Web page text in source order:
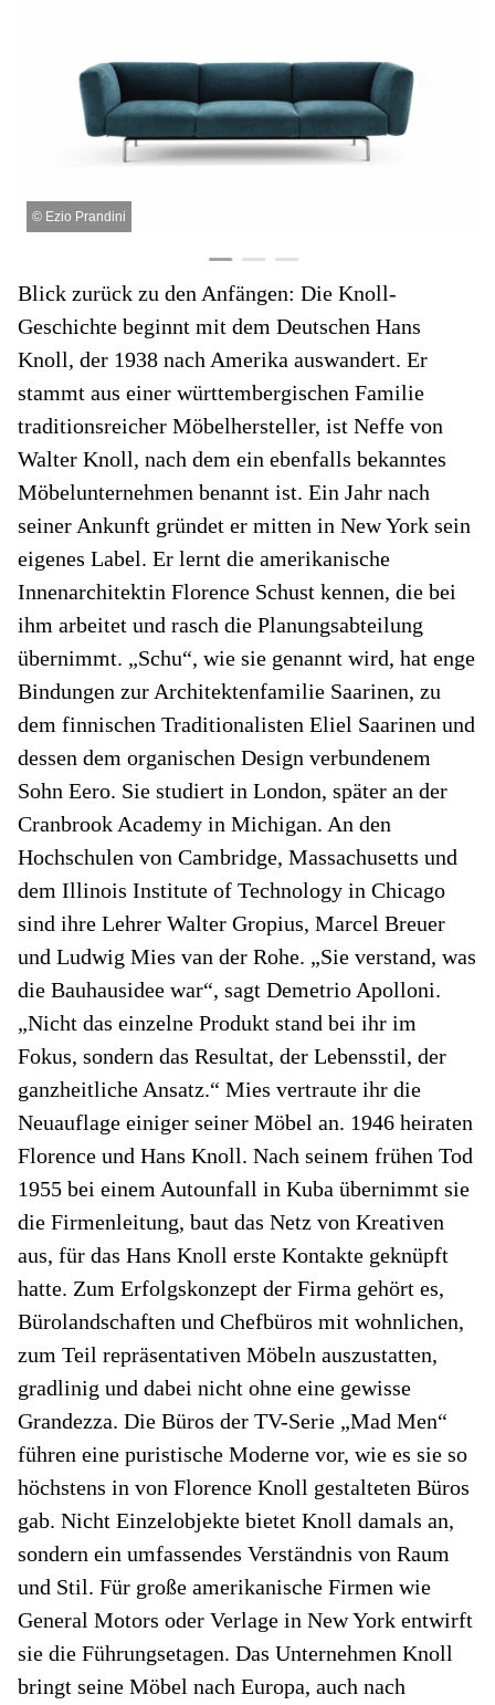
© Ezio Prandini
Blick zurück zu den Anfängen: Die Knoll-
Geschichte beginnt mit dem Deutschen Hans
Knoll, der 1938 nach Amerika auswandert. Er
stammt aus einer württembergischen Familie
traditionsreicher Möbelhersteller, ist Neffe von
Walter Knoll, nach dem ein ebenfalls bekanntes
Möbelunternehmen benannt ist. Ein Jahr nach
seiner Ankunft gründet er mitten in New York sein
eigenes Label. Er lernt die amerikanische
Innenarchitektin Florence Schust kennen, die bei
ihm arbeitet und rasch die Planungsabteilung
übernimmt. „Schu“, wie sie genannt wird, hat enge
Bindungen zur Architektenfamilie Saarinen, zu
dem finnischen Traditionalisten Eliel Saarinen und
dessen dem organischen Design verbundenem
Sohn Eero. Sie studiert in London, später an der
Cranbrook Academy in Michigan. An den
Hochschulen von Cambridge, Massachusetts und
dem Illinois Institute of Technology in Chicago
sind ihre Lehrer Walter Gropius, Marcel Breuer
und Ludwig Mies van der Rohe. „Sie verstand, was
die Bauhausidee war“, sagt Demetrio Apolloni.
„Nicht das einzelne Produkt stand bei ihr im
Fokus, sondern das Resultat, der Lebensstil, der
ganzheitliche Ansatz.“ Mies vertraute ihr die
Neuauflage einiger seiner Möbel an. 1946 heiraten
Florence und Hans Knoll. Nach seinem frühen Tod
1955 bei einem Autounfall in Kuba übernimmt sie
die Firmenleitung, baut das Netz von Kreativen
aus, für das Hans Knoll erste Kontakte geknüpft
hatte. Zum Erfolgskonzept der Firma gehört es,
Bürolandschaften und Chefbüros mit wohnlichen,
zum Teil repräsentativen Möbeln auszustatten,
gradlinig und dabei nicht ohne eine gewisse
Grandezza. Die Büros der TV-Serie „Mad Men“
führen eine puristische Moderne vor, wie es sie so
höchstens in von Florence Knoll gestalteten Büros
gab. Nicht Einzelobjekte bietet Knoll damals an,
sondern ein umfassendes Verständnis von Raum
und Stil. Für große amerikanische Firmen wie
General Motors oder Verlage in New York entwirft
sie die Führungsetagen. Das Unternehmen Knoll
bringt seine Möbel nach Europa, auch nach